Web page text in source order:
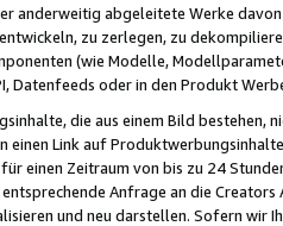
anderweitig abgeleitete Werke
zu zerlegen, zu
(wie Modelle,
Datenfeeds oder in den Produkt
die aus einem Bild bestehen,
einen Link auf
einen Zeitraum von bis zu 24
Anfrage an die
und neu darstellen. Sofern wir